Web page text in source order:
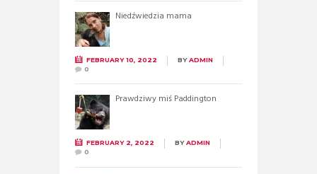
Niedźwiedzia mama
FEBRUARY 10, 2022 BYADMIN
0
Prawdziwy miś Paddington
FEBRUARY 2, 2022 BYADMIN
0